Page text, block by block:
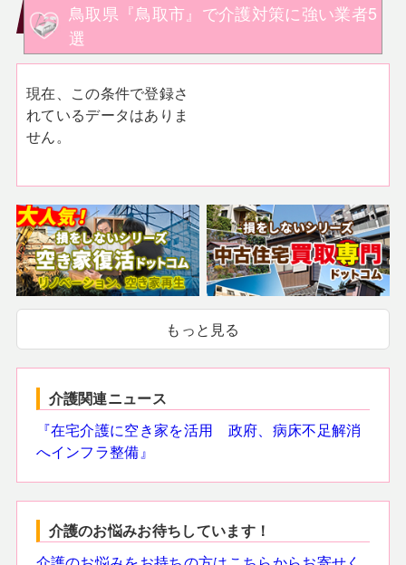
鳥取県『鳥取市』で介護対策に強い業者5
選
現在、この条件で登録さ
れているデータはありま
せん。
もっと見る
介護関連ニュース
『在宅介護に空き家を活用 政府、病床不足解消
へインフラ整備』
介護のお悩みお待ちしています！